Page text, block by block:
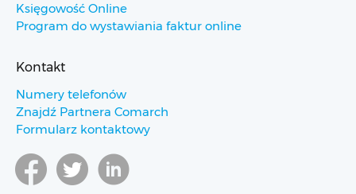
Księgowość Online
Program do wystawiania faktur online
Kontakt
Numery telefonów
Znajdź Partnera Comarch
Formularz kontaktowy